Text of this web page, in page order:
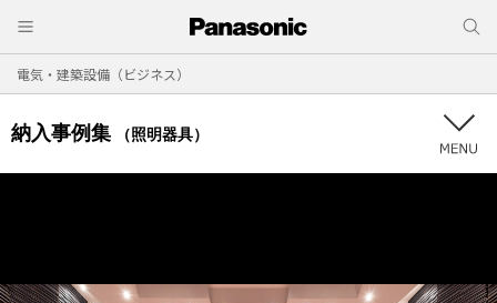
電気・建築設備（ビジネス）
納入事例集 （照明器具）